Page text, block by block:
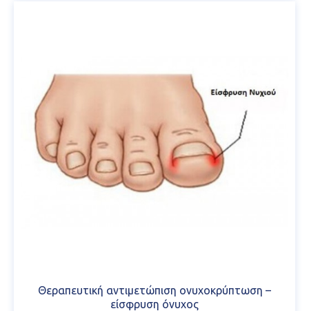
Θεραπευτική αντιμετώπιση ονυχοκρύπτωση –
είσφρυση όνυχος